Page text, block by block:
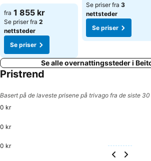
Se priser
fra 1 855 kr
Se priser fra 2
nettsteder
Se priser
Se priser fra 3
nettsteder
Se priser
Se alle overnattingssteder i
Pristrend
Basert på de laveste prisene på trivago fra de siste
0 kr
0 kr
0 kr